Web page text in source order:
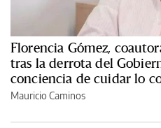
Florencia Gómez,
tras la derrota del
conciencia de cuidar lo
Mauricio Caminos